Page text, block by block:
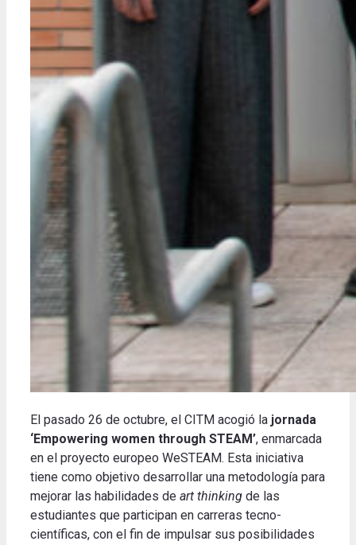
El pasado 26 de octubre, el CITM acogió la jornada
‘Empowering women through STEAM’, enmarcada
en el proyecto europeo WeSTEAM. Esta iniciativa
tiene como objetivo desarrollar una metodología para
mejorar las habilidades de art thinking de las
estudiantes que participan en carreras tecno-
científicas, con el fin de impulsar sus posibilidades